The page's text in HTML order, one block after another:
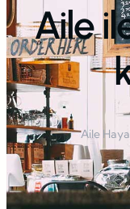
Aile
Aile